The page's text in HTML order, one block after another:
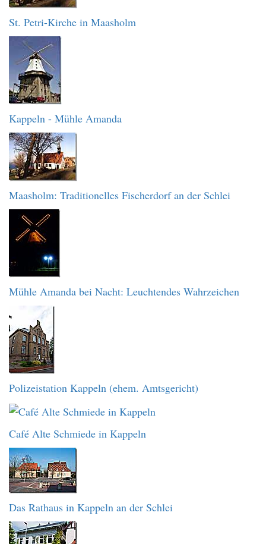
St. Petri-Kirche in Maasholm
Kappeln - Mühle Amanda
Maasholm: Traditionelles Fischerdorf an der Schlei
Mühle Amanda bei Nacht: Leuchtendes Wahrzeichen
Polizeistation Kappeln (ehem. Amtsgericht)
Café Alte Schmiede in Kappeln
Das Rathaus in Kappeln an der Schlei